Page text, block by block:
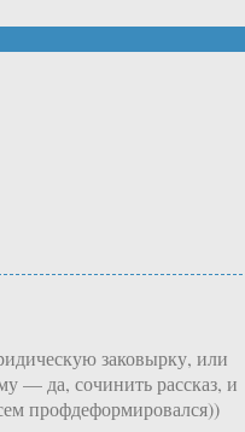
заковырку, или
— да, сочинить рассказ, и
профдеформировался))